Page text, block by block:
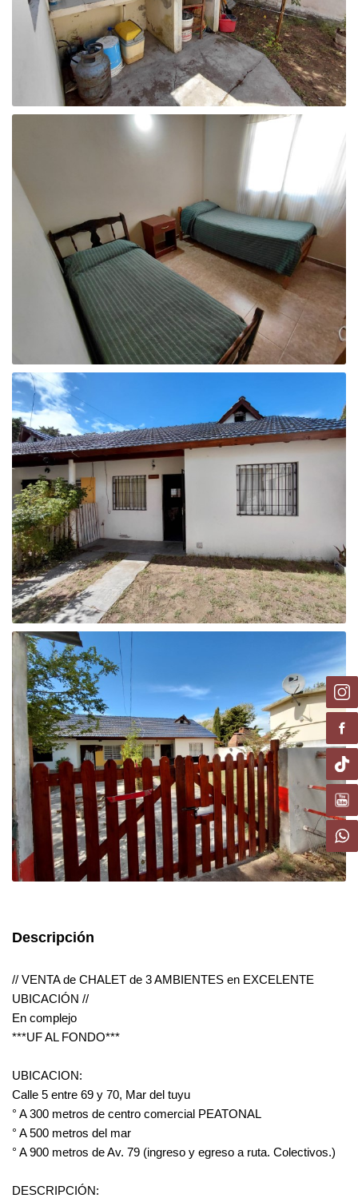
Descripción
// VENTA de CHALET de 3 AMBIENTES en EXCELENTE
UBICACIÓN //
En complejo
***UF AL FONDO***
UBICACION:
Calle 5 entre 69 y 70, Mar del tuyu
° A 300 metros de centro comercial PEATONAL
° A 500 metros del mar
° A 900 metros de Av. 79 (ingreso y egreso a ruta. Colectivos.)
DESCRIPCIÓN: